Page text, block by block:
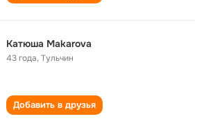
Катюша Makarova
43 года,Тульчин
Добавить в друзья